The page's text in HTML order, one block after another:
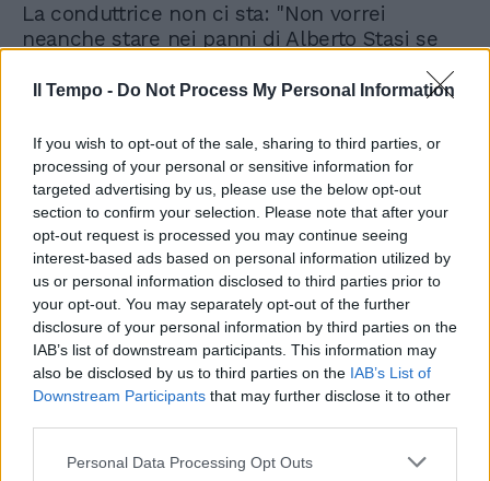
Il Tempo - Do Not Process My Personal Information
If you wish to opt-out of the sale, sharing to third parties, or
processing of your personal or sensitive information for
targeted advertising by us, please use the below opt-out
section to confirm your selection. Please note that after your
opt-out request is processed you may continue seeing
interest-based ads based on personal information utilized by
us or personal information disclosed to third parties prior to
your opt-out. You may separately opt-out of the further
disclosure of your personal information by third parties on the
IAB’s list of downstream participants. This information may
also be disclosed by us to third parties on the IAB’s List of
Downstream Participants that may further disclose it to other
Personal Data Processing Opt Outs
La conduttrice non ci sta: "Non vorrei
neanche stare nei panni di Alberto Stasi se
che sorride ma stiamo parlando della vita di
donna che non c'è più e che è stata uccisa".